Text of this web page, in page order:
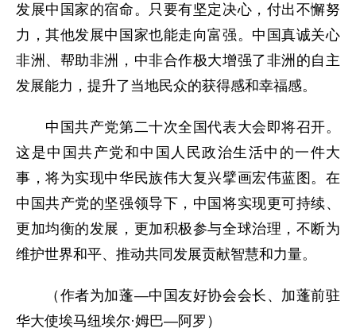
发展中国家的宿命。只要有坚定决心，付出不懈努
力，其他发展中国家也能走向富强。中国真诚关心
非洲、帮助非洲，中非合作极大增强了非洲的自主
发展能力，提升了当地民众的获得感和幸福感。
中国共产党第二十次全国代表大会即将召开。
这是中国共产党和中国人民政治生活中的一件大
事，将为实现中华民族伟大复兴擘画宏伟蓝图。在
中国共产党的坚强领导下，中国将实现更可持续、
更加均衡的发展，更加积极参与全球治理，不断为
维护世界和平、推动共同发展贡献智慧和力量。
（作者为加蓬—中国友好协会会长、加蓬前驻
华大使埃马纽埃尔·姆巴—阿罗）